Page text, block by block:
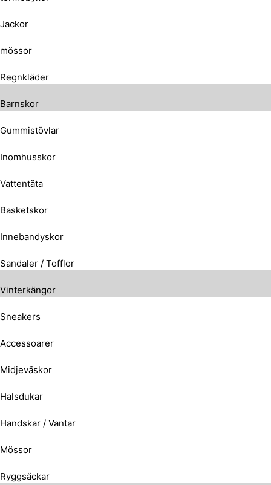
Jackor
mössor
Regnkläder
Barnskor
Gummistövlar
Inomhusskor
Vattentäta
Basketskor
Innebandyskor
Sandaler / Tofflor
Vinterkängor
Sneakers
Accessoarer
Midjeväskor
Halsdukar
Handskar / Vantar
Mössor
Ryggsäckar